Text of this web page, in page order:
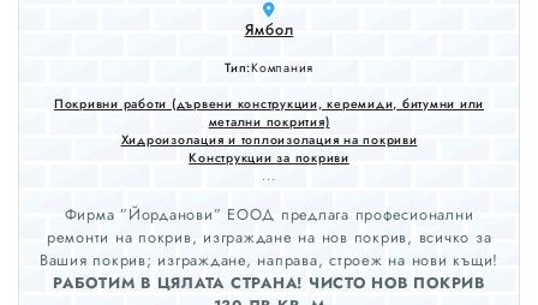
Ямбол
Тип:Компания
Покривни работи (дървени конструкции, керемиди, битумни или
метални покрития)
Хидроизолация и топлоизолация на покриви
Конструкции за покриви
...
Фирма ”Йорданови” ЕООД предлага професионални
ремонти на покрив, изграждане на нов покрив, всичко за
Вашия покрив; изграждане, направа, строеж на нови къщи!
РАБОТИМ В ЦЯЛАТА СТРАНА! ЧИСТО НОВ ПОКРИВ